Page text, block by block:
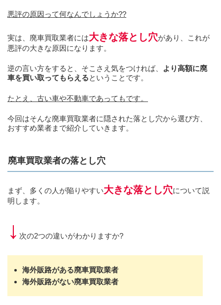
悪評の原因って何なんでしょうか??
実は、廃車買取業者には大きな落とし穴があり、これが
悪評の大きな原因になります。
逆の言い方をすると、そこさえ気をつければ、
より高額に廃
車を買い取ってもらえるということです。
たとえ、古い車や不動車であってもです。
今回はそんな廃車買取業者に隠された落とし穴から選び方、
おすすめ業者まで紹介していきます。
廃車買取業者の落とし穴
まず、多くの人が陥りやすい大きな落とし穴について説
明します。
↓ 次の2つの違いがわかりますか?
海外販路がある廃車買取業者
海外販路がない廃車買取業者